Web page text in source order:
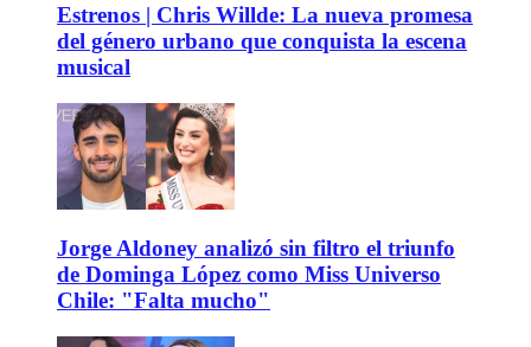
Estrenos | Chris Willde: La nueva promesa
del género urbano que conquista la escena
musical
Jorge Aldoney analizó sin filtro el triunfo
de Dominga López como Miss Universo
Chile: "Falta mucho"